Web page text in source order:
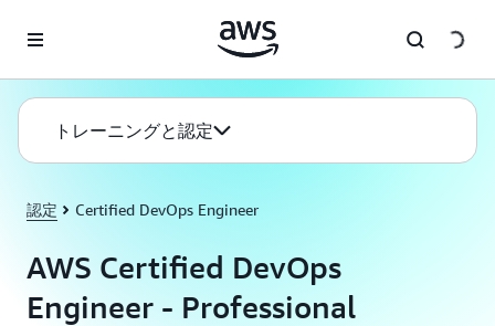
トレーニングと認定
認定 Certified DevOps Engineer
AWS Certified DevOps
Engineer - Professional